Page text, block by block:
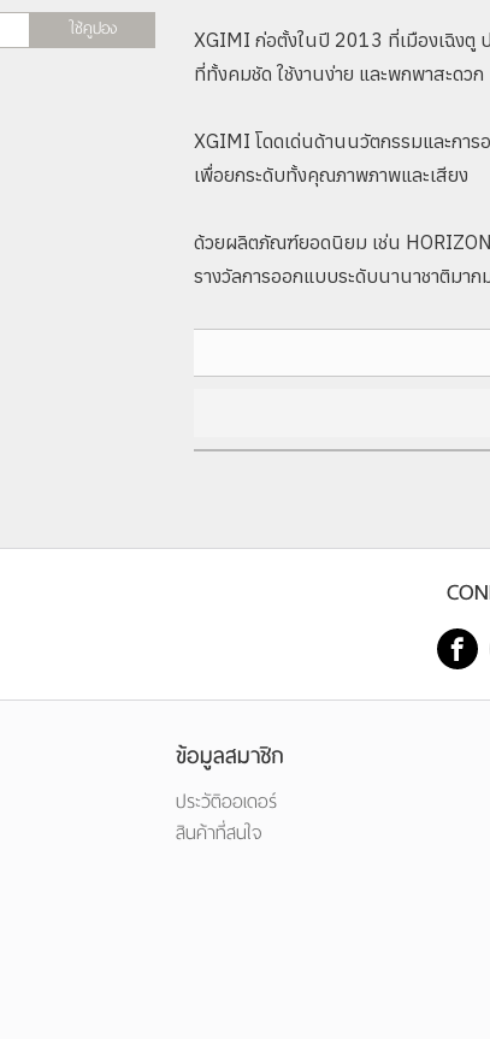
ใช้คูปอง
XGIMI ก่อตั้งในปี 2013 ที่เมืองเฉิงตู
ที่ทั้งคมชัด ใช้งานง่าย และพกพาสะดวก
XGIMI โดดเด่นด้านนวัตกรรมและกา
เพื่อยกระดับทั้งคุณภาพภาพและเสียง
ด้วยผลิตภัณฑ์ยอดนิยม เช่น HORIZON
รางวัลการออกแบบระดับนานาชาติมาก
ข้อมูลสมาชิก
ประวัติออเดอร์
สินค้าที่สนใจ